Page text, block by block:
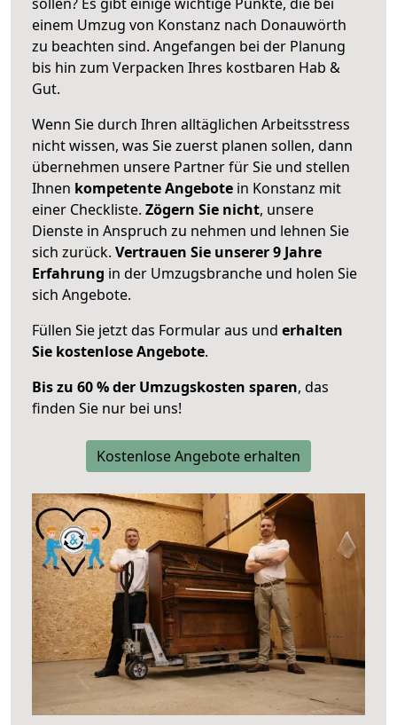
einem Umzug von Konstanz nach Donauwörth
zu beachten sind. Angefangen bei der Planung
bis hin zum Verpacken Ihres kostbaren Hab &
Gut.
Wenn Sie durch Ihren alltäglichen Arbeitsstress
nicht wissen, was Sie zuerst planen sollen, dann
übernehmen unsere Partner für Sie und stellen
Ihnen kompetente Angebote in Konstanz mit
einer Checkliste. Zögern Sie nicht, unsere
Dienste in Anspruch zu nehmen und lehnen Sie
sich zurück. Vertrauen Sie unserer 9 Jahre
Erfahrung in der Umzugsbranche und holen Sie
sich Angebote.
Füllen Sie jetzt das Formular aus und erhalten
Sie kostenlose Angebote.
Bis zu 60 % der Umzugskosten sparen, das
finden Sie nur bei uns!
Kostenlose Angebote erhalten